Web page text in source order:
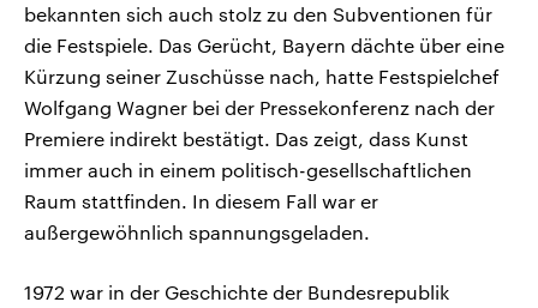
bekannten sich auch stolz zu den Subventionen für
die Festspiele. Das Gerücht, Bayern dächte über eine
Kürzung seiner Zuschüsse nach, hatte Festspielchef
Wolfgang Wagner bei der Pressekonferenz nach der
Premiere indirekt bestätigt. Das zeigt, dass Kunst
immer auch in einem politisch-gesellschaftlichen
Raum stattfinden. In diesem Fall war er
außergewöhnlich spannungsgeladen.
1972 war in der Geschichte der Bundesrepublik